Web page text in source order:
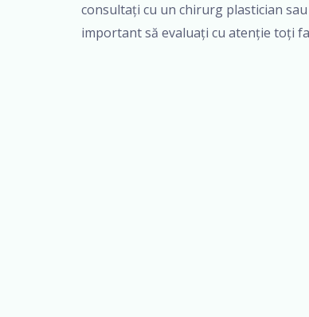
consultați cu un chirurg plastician
important să evaluați cu atenție toți